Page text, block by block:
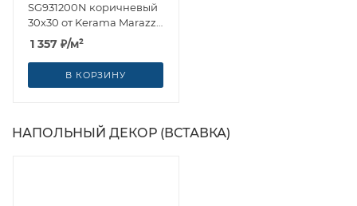
SG931200N коричневый
30x30 от Kerama Marazzi
(Россия)
1 357 ₽/м²
В КОРЗИНУ
НАПОЛЬНЫЙ ДЕКОР (ВСТАВКА)